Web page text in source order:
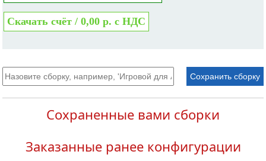
Скачать счёт / 0,00 р. с НДС
Сохранить сборку
Сохраненные вами сборки
Заказанные ранее конфигурации